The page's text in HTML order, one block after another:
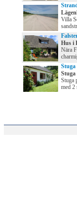
Villa
Hus i
Nära
Stuga
Stuga
Stuga
med 2